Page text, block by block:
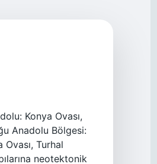
Konya Ovası,
Anadolu Bölgesi:
Ovası, Turhal
neotektonik